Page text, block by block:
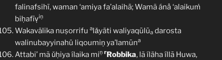
falinafsihï, waman ‘amiya fa’alaihā; Wamã ánå ‘alaikuṁ
biḥafīṿiṇ
Wakavälika nuṣorrifu alǎyäti waliyaqūlūa darosta
walinubayyinahü liqoumiṇ ya’lamūna
Attabi’ mã ǔḥiya ílaika miṇ rRobbika, lã íläha íllā Huwa,